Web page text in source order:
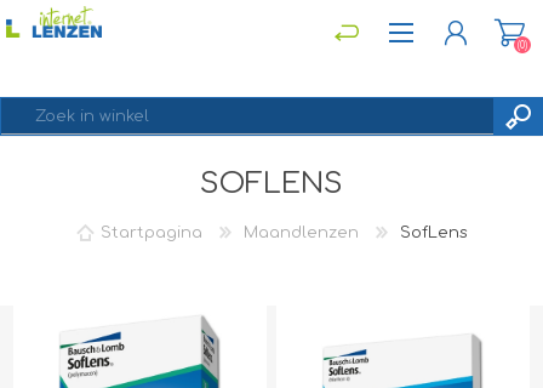
INLOGGEN
(0)
SOFLENS
Startpagina Maandlenzen SofLens